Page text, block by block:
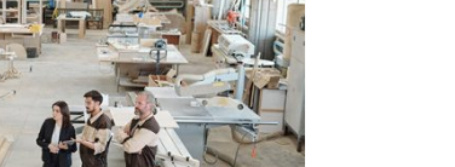
los 5 más comunes
ERP